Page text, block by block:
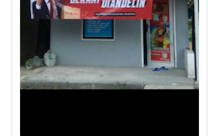
Lion Parcel Stinggil, Bintoro,